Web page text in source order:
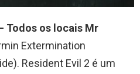
Todos os locais Mr
Extermination
Resident Evil 2 é um